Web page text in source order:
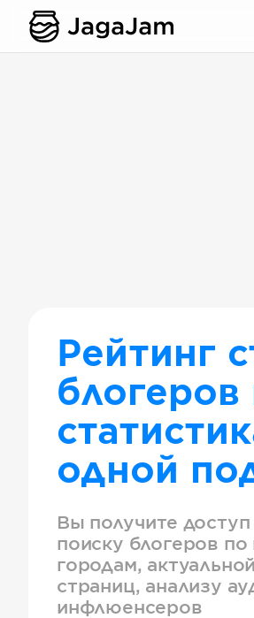
Рейтинг
одной
Вы получите
поиску блогеров
городам,
страниц, анализу
инфлюенсеров